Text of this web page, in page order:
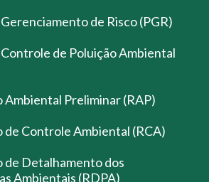
de Risco (PGR)
Controle de Poluição Ambiental
Ambiental Preliminar (RAP)
de Controle Ambiental (RCA)
de Detalhamento dos
Ambientais (RDPA)